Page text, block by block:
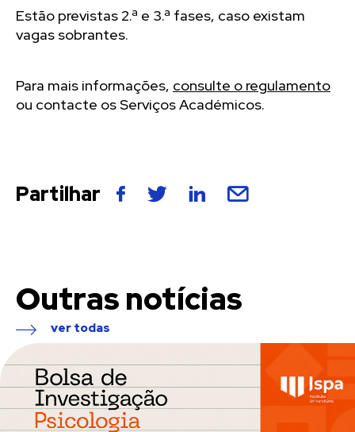
Estão previstas 2.ª e 3.ª fases, caso existam
vagas sobrantes.
Para mais informações, consulte o regulamento
ou contacte os Serviços Académicos.
Partilhar
Outras notícias
ver todas